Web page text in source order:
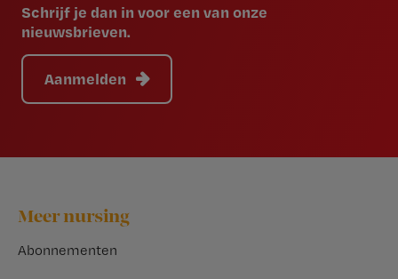
Schrijf je dan in voor een van onze
nieuwsbrieven.
Aanmelden
Footer
Meer nursing
Abonnementen